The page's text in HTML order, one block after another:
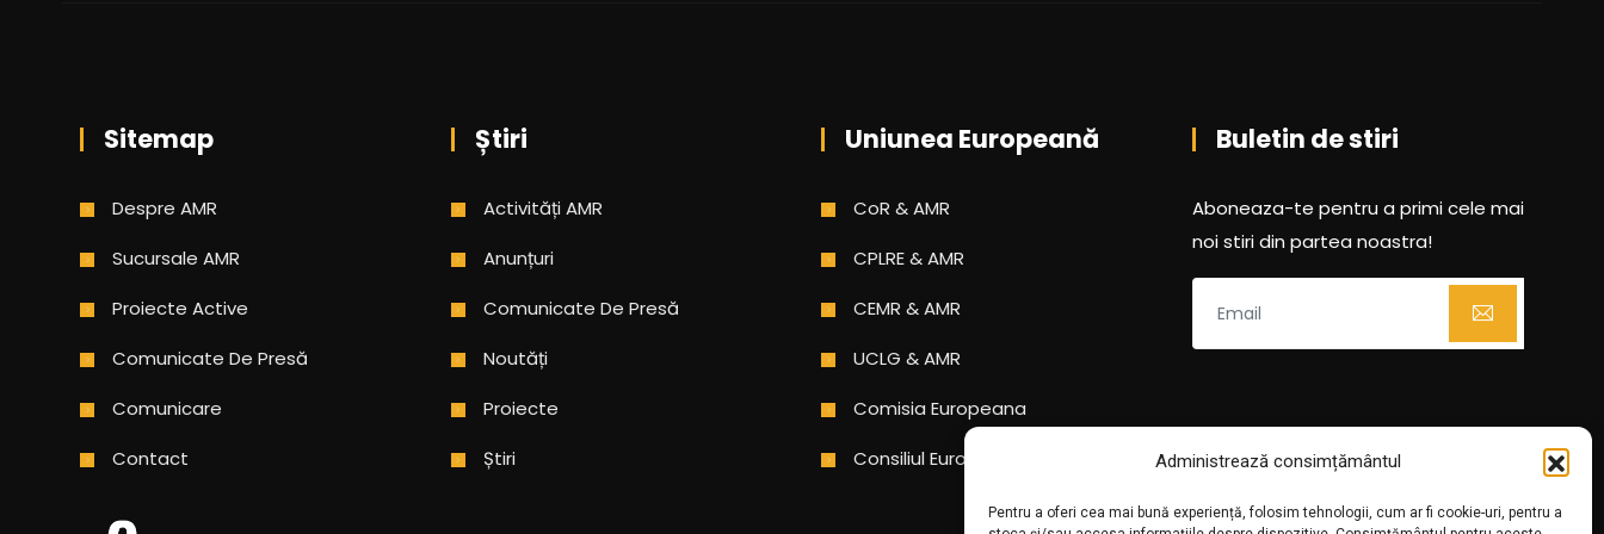
Administrează consimțământul
Pentru a oferi cea mai bună experiență, folosim tehnologii, cum ar fi cookie-uri, pentru a
Sitemap
Despre AMR
Sucursale AMR
Proiecte Active
Comunicate De Presă
Comunicare
Contact
Știri
Activități AMR
Anunțuri
Comunicate De Presă
Noutăți
Proiecte
Știri
Uniunea Europeană
CoR & AMR
CPLRE & AMR
CEMR & AMR
UCLG & AMR
Comisia Europeana
Consiliul Europei
Buletin de stiri
Aboneaza-te pentru a primi cele mai
noi stiri din partea noastra!